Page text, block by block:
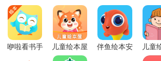
试用吧！
咿啦看书手
儿童绘本屋
手机版
伴鱼绘本安
儿童
事